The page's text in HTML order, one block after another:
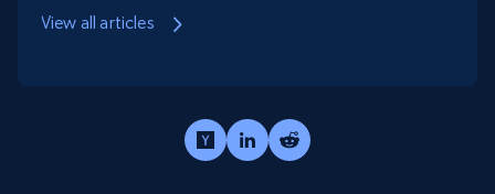
View all articles